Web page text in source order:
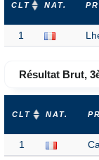
CLT NAT.
1
Résultat Brut,
CLT NAT.
1